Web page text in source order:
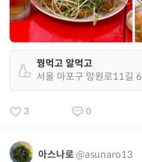
꿩먹고 알먹고
서울 마포구 망원로11길 6
3 0
아스나로 @asunaro13